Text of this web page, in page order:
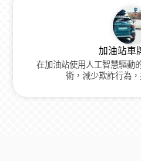
加油站車
在加油站使用人工智慧驅動
術，減少欺詐行為